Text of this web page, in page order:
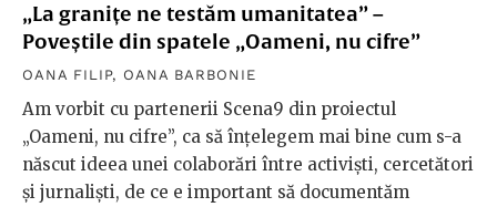
„La granițe ne testăm umanitatea” –
Poveștile din spatele „Oameni, nu cifre”
OANA FILIP, OANA BARBONIE
Am vorbit cu partenerii Scena9 din proiectul
„Oameni, nu cifre”, ca să înțelegem mai bine cum s-a
născut ideea unei colaborări între activiști, cercetători
și jurnaliști, de ce e important să documentăm